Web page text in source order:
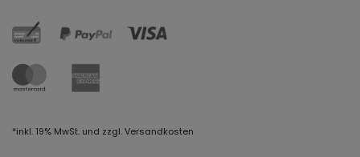
*inkl. 19% MwSt. und zzgl. Versandkosten